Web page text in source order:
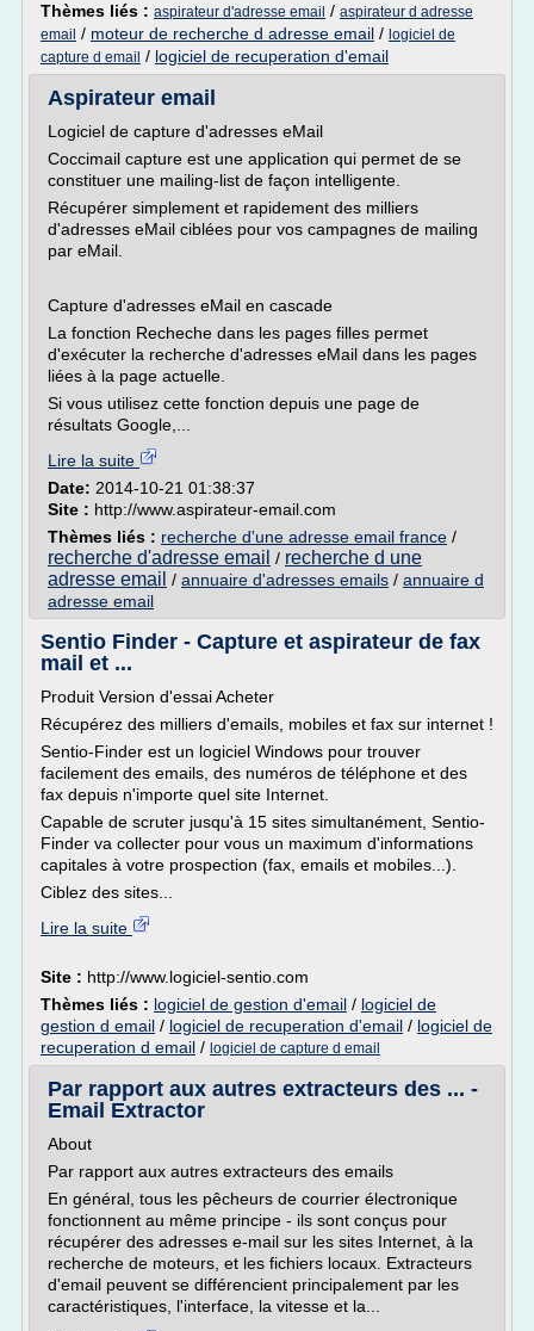
Thèmes liés : aspirateur d'adresse email / aspirateur d adresse
email / moteur de recherche d adresse email / logiciel de
capture d email / logiciel de recuperation d'email
Aspirateur email
Logiciel de capture d'adresses eMail
Coccimail capture est une application qui permet de se
constituer une mailing-list de façon intelligente.
Récupérer simplement et rapidement des milliers
d'adresses eMail ciblées pour vos campagnes de mailing
par eMail.
Capture d'adresses eMail en cascade
La fonction Recheche dans les pages filles permet
d'exécuter la recherche d'adresses eMail dans les pages
liées à la page actuelle.
Si vous utilisez cette fonction depuis une page de
résultats Google,...
Lire la suite
Date: 2014-10-21 01:38:37
Site : http://www.aspirateur-email.com
Thèmes liés : recherche d'une adresse email france /
recherche d'adresse email / recherche d une
adresse email / annuaire d'adresses emails / annuaire d
adresse email
Sentio Finder - Capture et aspirateur de fax
mail et ...
Produit Version d'essai Acheter
Récupérez des milliers d'emails, mobiles et fax sur internet !
Sentio-Finder est un logiciel Windows pour trouver
facilement des emails, des numéros de téléphone et des
fax depuis n'importe quel site Internet.
Capable de scruter jusqu'à 15 sites simultanément, Sentio-
Finder va collecter pour vous un maximum d'informations
capitales à votre prospection (fax, emails et mobiles...).
Ciblez des sites...
Lire la suite
Site : http://www.logiciel-sentio.com
Thèmes liés : logiciel de gestion d'email / logiciel de
gestion d email / logiciel de recuperation d'email / logiciel de
recuperation d email / logiciel de capture d email
Par rapport aux autres extracteurs des ... -
Email Extractor
About
Par rapport aux autres extracteurs des emails
En général, tous les pêcheurs de courrier électronique
fonctionnent au même principe - ils sont conçus pour
récupérer des adresses e-mail sur les sites Internet, à la
recherche de moteurs, et les fichiers locaux. Extracteurs
d'email peuvent se différencient principalement par les
caractéristiques, l'interface, la vitesse et la...